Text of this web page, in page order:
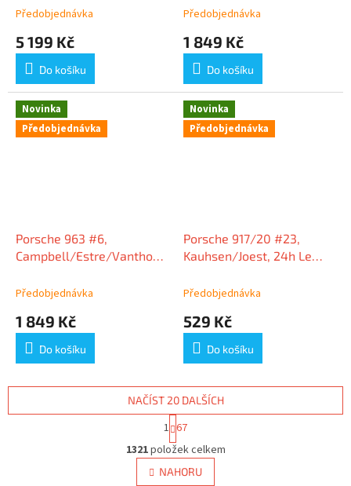
Route 1970, 1:18 Spark
Předobjednávka
5 199 Kč
Do košíku
Models
Předobjednávka
1 849 Kč
Do košíku
Novinka
Předobjednávka
Porsche 963 #6,
Campbell/Estre/Vanthoor,
Models
Předobjednávka
1 849 Kč
Do košíku
Novinka
Předobjednávka
Porsche 917/20 #23,
Kauhsen/Joest, 24h Le
Předobjednávka
529 Kč
Do košíku
O
v
l
NAČÍST 20 DALŠÍCH
S
t
r
á
n
1 67
1321položek celkem
NAHORU